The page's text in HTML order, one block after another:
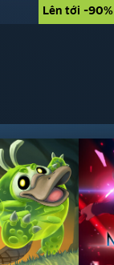
Lên tới -90%
Lên tới -90%